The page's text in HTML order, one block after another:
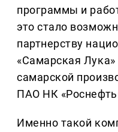
программы и
это стало
партнерству
«Самарская
самарской
ПАО НК
Именно такой